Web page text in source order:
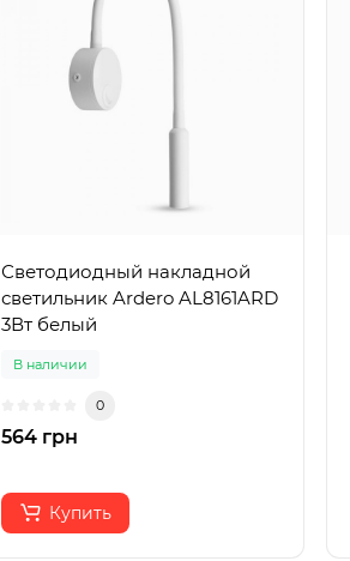
Светодиодный накладной
светильник Ardero AL8161ARD
3Вт белый
В наличии
0
564 грн
Купить